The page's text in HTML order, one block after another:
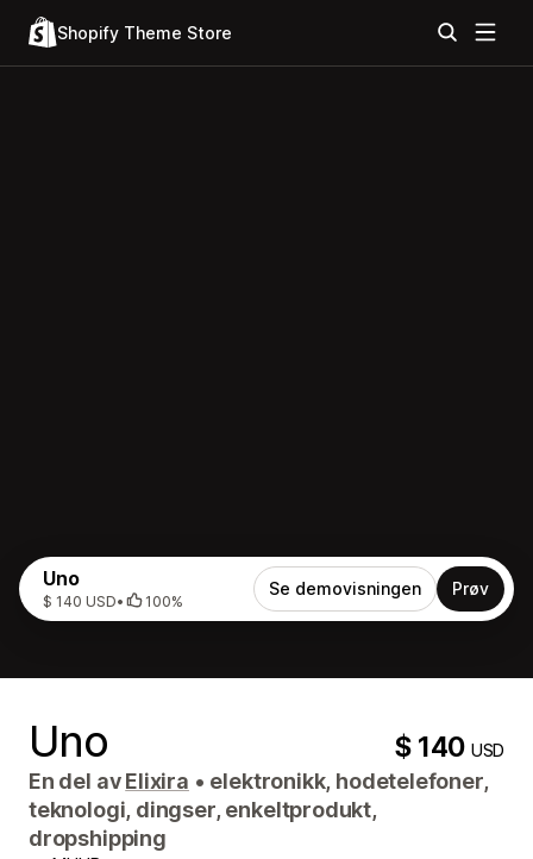
Shopify Theme Store
Uno
$ 140 USD• 100%
Se demovisningen Prøv
Uno $ 140USD
En del avElixira • elektronikk, hodetelefoner,
teknologi, dingser, enkeltprodukt,
dropshipping